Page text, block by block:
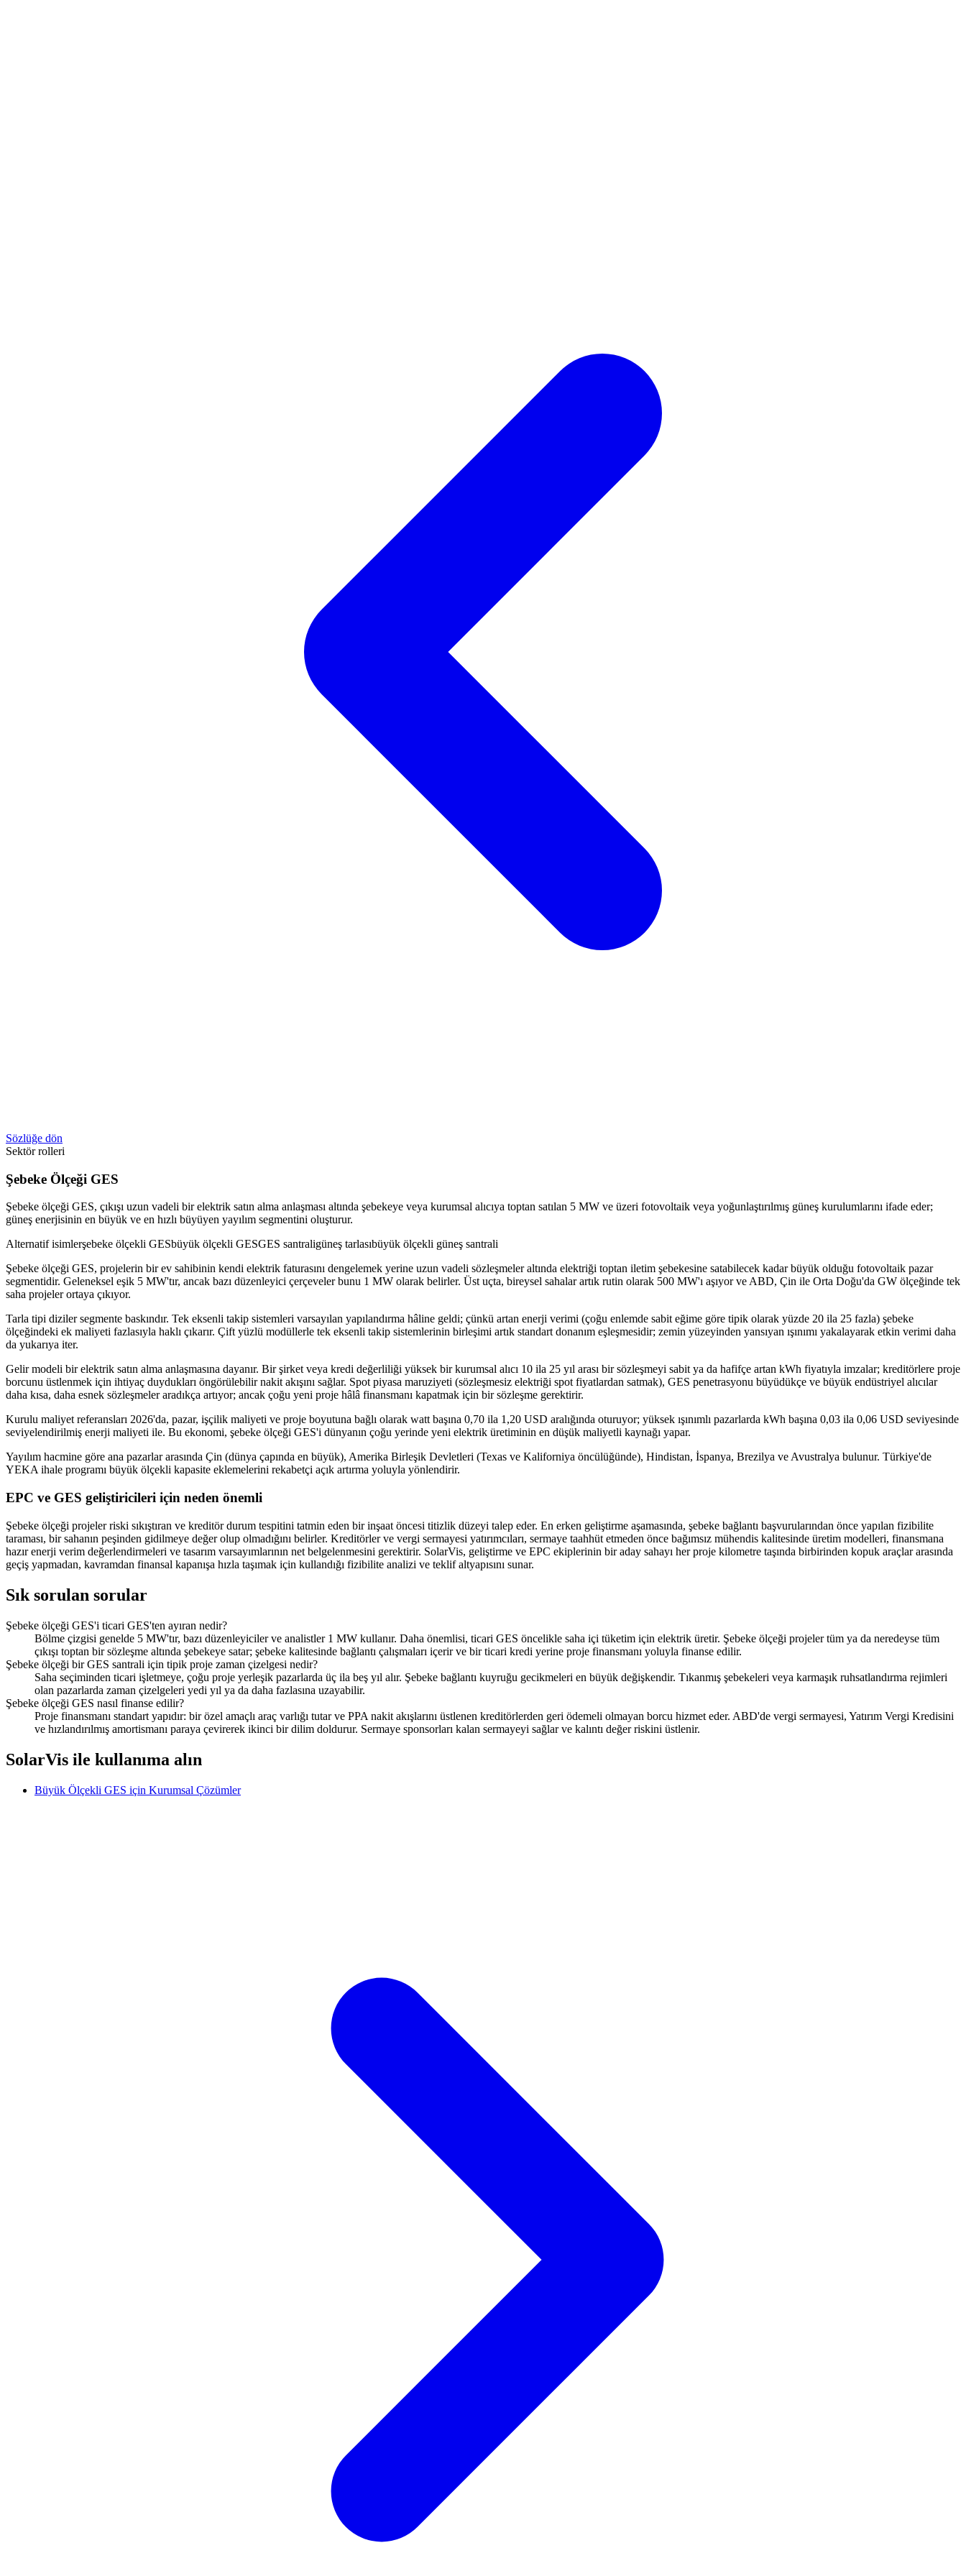
Sözlüğe dön
Sektör rolleri
Şebeke Ölçeği GES
Şebeke ölçeği GES, çıkışı uzun vadeli bir elektrik satın alma anlaşması altında şebekeye veya kurumsal alıcıya toptan satılan 5 MW ve üzeri fotovoltaik veya yoğunlaştırılmış güneş kurulumlarını ifade eder;
güneş enerjisinin en büyük ve en hızlı büyüyen yayılım segmentini oluşturur.
Alternatif isimlerşebeke ölçekli GESbüyük ölçekli GESGES santraligüneş tarlasıbüyük ölçekli güneş santrali
Şebeke ölçeği GES, projelerin bir ev sahibinin kendi elektrik faturasını dengelemek yerine uzun vadeli sözleşmeler altında elektriği toptan iletim şebekesine satabilecek kadar büyük olduğu fotovoltaik pazar
segmentidir. Geleneksel eşik 5 MW'tır, ancak bazı düzenleyici çerçeveler bunu 1 MW olarak belirler. Üst uçta, bireysel sahalar artık rutin olarak 500 MW'ı aşıyor ve ABD, Çin ile Orta Doğu'da GW ölçeğinde tek
saha projeler ortaya çıkıyor.
Tarla tipi diziler segmente baskındır. Tek eksenli takip sistemleri varsayılan yapılandırma hâline geldi; çünkü artan enerji verimi (çoğu enlemde sabit eğime göre tipik olarak yüzde 20 ila 25 fazla) şebeke
ölçeğindeki ek maliyeti fazlasıyla haklı çıkarır. Çift yüzlü modüllerle tek eksenli takip sistemlerinin birleşimi artık standart donanım eşleşmesidir; zemin yüzeyinden yansıyan ışınımı yakalayarak etkin verimi daha
da yukarıya iter.
Gelir modeli bir elektrik satın alma anlaşmasına dayanır. Bir şirket veya kredi değerliliği yüksek bir kurumsal alıcı 10 ila 25 yıl arası bir sözleşmeyi sabit ya da hafifçe artan kWh fiyatıyla imzalar; kreditörlere proje
borcunu üstlenmek için ihtiyaç duydukları öngörülebilir nakit akışını sağlar. Spot piyasa maruziyeti (sözleşmesiz elektriği spot fiyatlardan satmak), GES penetrasyonu büyüdükçe ve büyük endüstriyel alıcılar
daha kısa, daha esnek sözleşmeler aradıkça artıyor; ancak çoğu yeni proje hâlâ finansmanı kapatmak için bir sözleşme gerektirir.
Kurulu maliyet referansları 2026'da, pazar, işçilik maliyeti ve proje boyutuna bağlı olarak watt başına 0,70 ila 1,20 USD aralığında oturuyor; yüksek ışınımlı pazarlarda kWh başına 0,03 ila 0,06 USD seviyesinde
seviyelendirilmiş enerji maliyeti ile. Bu ekonomi, şebeke ölçeği GES'i dünyanın çoğu yerinde yeni elektrik üretiminin en düşük maliyetli kaynağı yapar.
Yayılım hacmine göre ana pazarlar arasında Çin (dünya çapında en büyük), Amerika Birleşik Devletleri (Texas ve Kaliforniya öncülüğünde), Hindistan, İspanya, Brezilya ve Avustralya bulunur. Türkiye'de
YEKA ihale programı büyük ölçekli kapasite eklemelerini rekabetçi açık artırma yoluyla yönlendirir.
EPC ve GES geliştiricileri için neden önemli
Şebeke ölçeği projeler riski sıkıştıran ve kreditör durum tespitini tatmin eden bir inşaat öncesi titizlik düzeyi talep eder. En erken geliştirme aşamasında, şebeke bağlantı başvurularından önce yapılan fizibilite
taraması, bir sahanın peşinden gidilmeye değer olup olmadığını belirler. Kreditörler ve vergi sermayesi yatırımcıları, sermaye taahhüt etmeden önce bağımsız mühendis kalitesinde üretim modelleri, finansmana
hazır enerji verim değerlendirmeleri ve tasarım varsayımlarının net belgelenmesini gerektirir. SolarVis, geliştirme ve EPC ekiplerinin bir aday sahayı her proje kilometre taşında birbirinden kopuk araçlar arasında
geçiş yapmadan, kavramdan finansal kapanışa hızla taşımak için kullandığı fizibilite analizi ve teklif altyapısını sunar.
Sık sorulan sorular
Şebeke ölçeği GES'i ticari GES'ten ayıran nedir?
Bölme çizgisi genelde 5 MW'tır, bazı düzenleyiciler ve analistler 1 MW kullanır. Daha önemlisi, ticari GES öncelikle saha içi tüketim için elektrik üretir. Şebeke ölçeği projeler tüm ya da neredeyse tüm
çıkışı toptan bir sözleşme altında şebekeye satar; şebeke kalitesinde bağlantı çalışmaları içerir ve bir ticari kredi yerine proje finansmanı yoluyla finanse edilir.
Şebeke ölçeği bir GES santrali için tipik proje zaman çizelgesi nedir?
Saha seçiminden ticari işletmeye, çoğu proje yerleşik pazarlarda üç ila beş yıl alır. Şebeke bağlantı kuyruğu gecikmeleri en büyük değişkendir. Tıkanmış şebekeleri veya karmaşık ruhsatlandırma rejimleri
olan pazarlarda zaman çizelgeleri yedi yıl ya da daha fazlasına uzayabilir.
Şebeke ölçeği GES nasıl finanse edilir?
Proje finansmanı standart yapıdır: bir özel amaçlı araç varlığı tutar ve PPA nakit akışlarını üstlenen kreditörlerden geri ödemeli olmayan borcu hizmet eder. ABD'de vergi sermayesi, Yatırım Vergi Kredisini
ve hızlandırılmış amortismanı paraya çevirerek ikinci bir dilim doldurur. Sermaye sponsorları kalan sermayeyi sağlar ve kalıntı değer riskini üstlenir.
SolarVis ile kullanıma alın
Büyük Ölçekli GES için Kurumsal Çözümler